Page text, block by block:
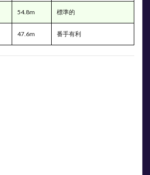
54.8m 標準的
47.6m 番手有利